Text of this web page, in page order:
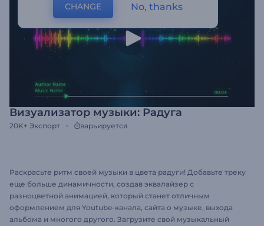
Визуализатор музыки: Радуга
20K+ Экспорт варьируется
Раскрасьте ритм своей музыки в цвета радуги! Добавьте треку
еще больше динамичности, создав эквалайзер с
разноцветной анимацией, который станет отличным
оформлением для Youtube-канала, сайта о музыке, выхода
альбома и многого другого. Загрузите свой музыкальный
CHANGE No, thanks